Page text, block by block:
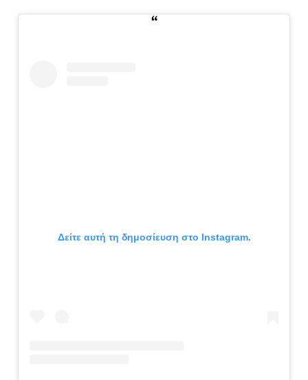
Δείτε αυτή τη δημοσίευση στο Instagram.